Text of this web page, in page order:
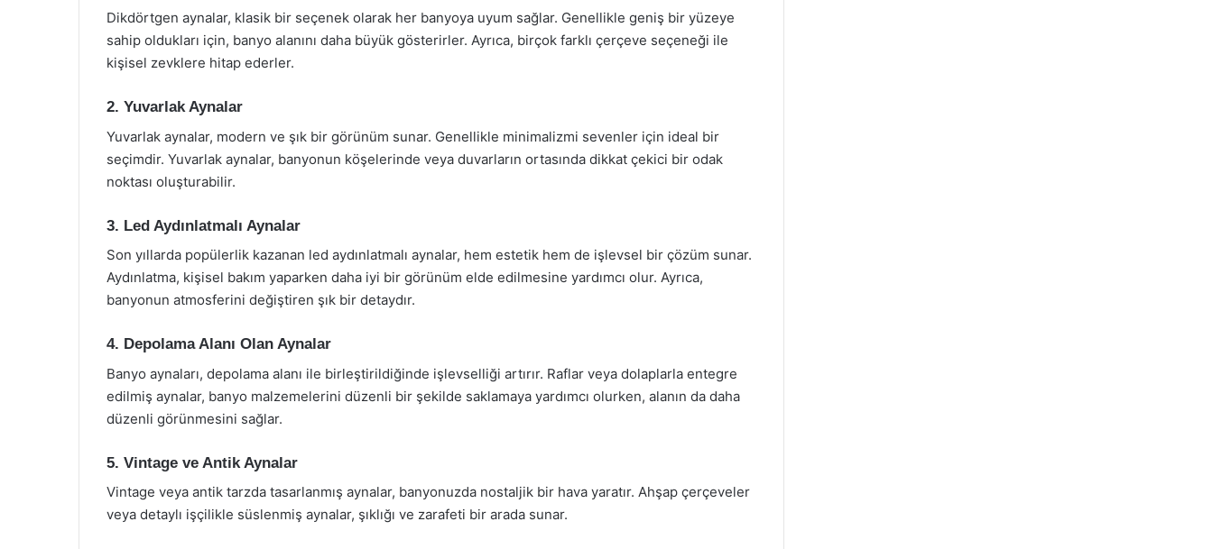
Dikdörtgen aynalar, klasik bir seçenek olarak her banyoya uyum sağlar. Genellikle geniş bir yüzeye
sahip oldukları için, banyo alanını daha büyük gösterirler. Ayrıca, birçok farklı çerçeve seçeneği ile
kişisel zevklere hitap ederler.
2. Yuvarlak Aynalar
Yuvarlak aynalar, modern ve şık bir görünüm sunar. Genellikle minimalizmi sevenler için ideal bir
seçimdir. Yuvarlak aynalar, banyonun köşelerinde veya duvarların ortasında dikkat çekici bir odak
noktası oluşturabilir.
3. Led Aydınlatmalı Aynalar
Son yıllarda popülerlik kazanan led aydınlatmalı aynalar, hem estetik hem de işlevsel bir çözüm sunar.
Aydınlatma, kişisel bakım yaparken daha iyi bir görünüm elde edilmesine yardımcı olur. Ayrıca,
banyonun atmosferini değiştiren şık bir detaydır.
4. Depolama Alanı Olan Aynalar
Banyo aynaları, depolama alanı ile birleştirildiğinde işlevselliği artırır. Raflar veya dolaplarla entegre
edilmiş aynalar, banyo malzemelerini düzenli bir şekilde saklamaya yardımcı olurken, alanın da daha
düzenli görünmesini sağlar.
5. Vintage ve Antik Aynalar
Vintage veya antik tarzda tasarlanmış aynalar, banyonuzda nostaljik bir hava yaratır. Ahşap çerçeveler
veya detaylı işçilikle süslenmiş aynalar, şıklığı ve zarafeti bir arada sunar.